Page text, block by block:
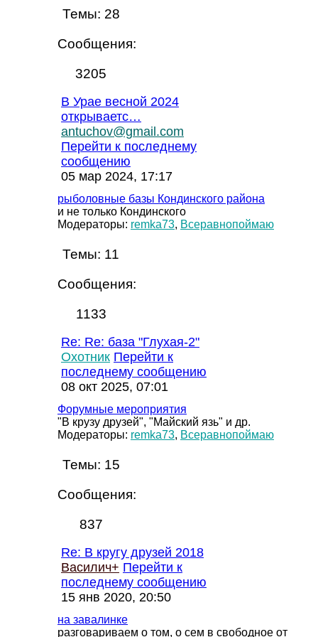
Темы: 28
Сообщения:
3205
В Урае весной 2024
открываетс…
antuchov@gmail.com
Перейти к последнему
сообщению
05 мар 2024, 17:17
рыболовные базы Кондинского района
и не только Кондинского
Модераторы: remka73, Всеравнопоймаю
Темы: 11
Сообщения:
1133
Re: Re: база "Глухая-2"
Охотник Перейти к
последнему сообщению
08 окт 2025, 07:01
Форумные мероприятия
"В крузу друзей", "Майский язь" и др.
Модераторы: remka73, Всеравнопоймаю
Темы: 15
Сообщения:
837
Re: В кругу друзей 2018
Василич+ Перейти к
последнему сообщению
15 янв 2020, 20:50
на завалинке
разговариваем о том, о сем в свободное от